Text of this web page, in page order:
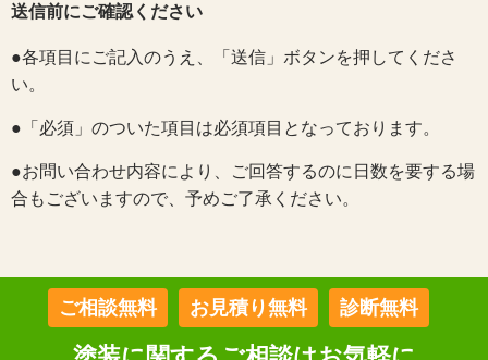
●各項目にご記入のうえ、「送信」ボタンを押してくださ
●お問い合わせ内容により、ご回答するのに日数を要する場
ご相談無料 お見積り無料 診断無料